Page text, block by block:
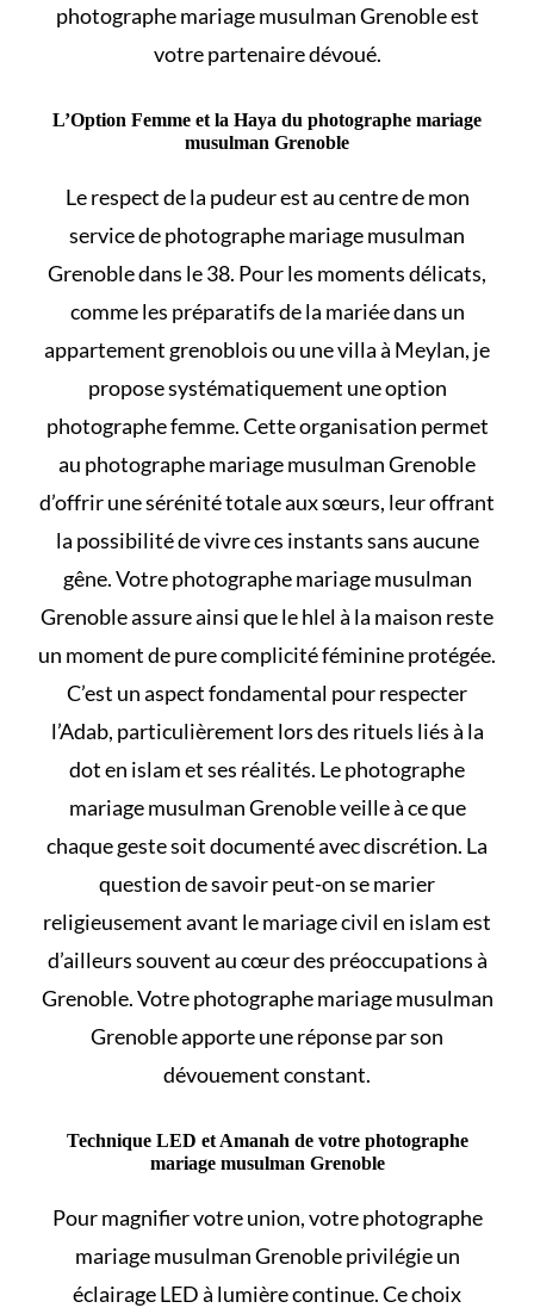
photographe mariage musulman Grenoble est
votre partenaire dévoué.
L’Option Femme et la Haya du photographe mariage
musulman Grenoble
Le respect de la pudeur est au centre de mon
service de photographe mariage musulman
Grenoble dans le 38. Pour les moments délicats,
comme les préparatifs de la mariée dans un
appartement grenoblois ou une villa à Meylan, je
propose systématiquement une option
photographe femme. Cette organisation permet
au photographe mariage musulman Grenoble
d’offrir une sérénité totale aux sœurs, leur offrant
la possibilité de vivre ces instants sans aucune
gêne. Votre photographe mariage musulman
Grenoble assure ainsi que lehlel à la maison reste
un moment de pure complicité féminine protégée.
C’est un aspect fondamental pour respecter
l’Adab, particulièrement lors des rituels liés à la
dot en islam et ses réalités. Le photographe
mariage musulman Grenoble veille à ce que
chaque geste soit documenté avec discrétion. La
question de savoirpeut-on se marier
religieusement avant le mariage civil en islamest
d’ailleurs souvent au cœur des préoccupations à
Grenoble. Votre photographe mariage musulman
Grenoble apporte une réponse par son
dévouement constant.
Technique LED et Amanah de votre photographe
mariage musulman Grenoble
Pour magnifier votre union, votre photographe
mariage musulman Grenoble privilégie un
éclairage LED à lumière continue. Ce choix